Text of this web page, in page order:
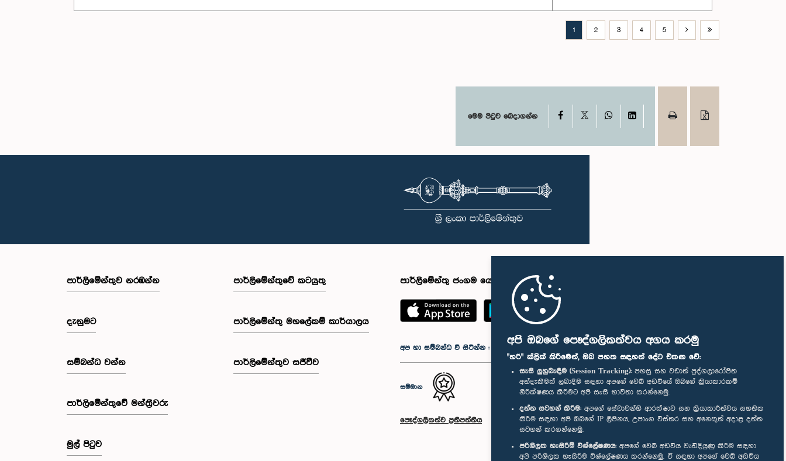
අපි ඔබගේ පෞද්ගලිකත්වය අගය කරමු
"හරි" ක්ලික් කිරීමෙන්, ඔබ පහත සඳහන් දේට එකඟ වේ:
සැසි ලුහුබැඳීම (Session Tracking): පහසු සහ වඩාත් පුද්ගලාරෝපිත
අත්දැකීමක් ලබාදීම සඳහා අපගේ වෙබ් අඩවියේ ඔබගේ ක්‍රියාකාරකම්
නිරීක්ෂණය කිරීමට අපි සැසි භාවිතා කරන්නෙමු.
දත්ත සටහන් කිරීම: අපගේ සේවාවන්හි ආරක්ෂාව සහ ක්‍රියාකාරීත්වය සහතික
කිරීම සඳහා අපි ඔබගේ IP ලිපිනය, උපාංග විස්තර සහ අනෙකුත් අදාළ දත්ත
සටහන් කරගන්නෙමු.
පරිශීලක හැසිරීම් විශ්ලේෂණය: අපගේ වෙබ් අඩවිය වැඩිදියුණු කිරීම සඳහා
අපි පරිශීලක හැසිරීම විශ්ලේෂණය කරන්නෙමු. ඒ සඳහා අපගේ වෙබ් අඩවිය
1 2 3 4 5
මෙම පිටුව බෙදාගන්න Facebook WhatsAppLinkedIn
පාර්ලි‌මේන්තුව නරඹන්න
දැනුමට
සම්බන්ධ වන්න
පාර්ලි‌මේන්තුවේ මන්ත්‍රීවරු
මුල් පිටුව
පාර්ලිමේන්තුවේ කටයුතු
පාර්ලිමේන්තු මහලේකම් කාර්යාලය
පාර්ලිමේන්තුව සජීවීව
පාර්ලිමේන්තු ජංගම යෙදුම
අප හා සම්බන්ධ වී සිටින්න :
සම්මාන
පෞද්ගලිකත්ව ප්‍රතිපත්තිය